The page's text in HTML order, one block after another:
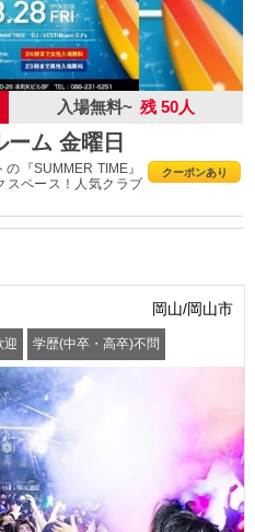
入場無料~ 残 50人
ーム 金曜日
クーポンあり
『SUMMER TIME』
ペース！人気クラブ
岡山/岡山市
迎 学歴(中卒・高卒)不問